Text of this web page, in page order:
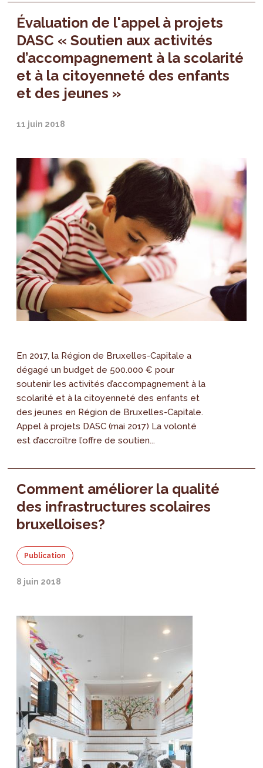
Évaluation de l'appel à projets
DASC « Soutien aux activités
d’accompagnement à la scolarité
et à la citoyenneté des enfants
et des jeunes »
11 juin 2018
En 2017, la Région de Bruxelles-Capitale a
dégagé un budget de 500.000 € pour
soutenir les activités d’accompagnement à la
scolarité et à la citoyenneté des enfants et
des jeunes en Région de Bruxelles-Capitale.
Appel à projets DASC (mai 2017) La volonté
est d’accroître l’offre de soutien...
Comment améliorer la qualité
des infrastructures scolaires
bruxelloises?
Publication
8 juin 2018